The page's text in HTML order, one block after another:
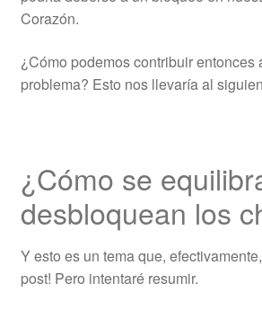
Corazón.
¿Cómo podemos contribuir entonces
problema? Esto nos llevaría al
¿Cómo se
desbloquean los
Y esto es un tema que,
post! Pero intentaré resumir.